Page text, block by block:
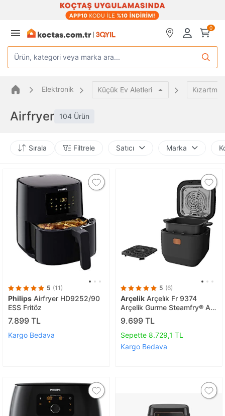
0
Ürün, kategori veya marka ara...
Elektronik Küçük Ev Aletleri
Airfryer 104 Ürün
Sırala Filtrele Satıcı Marka
5 (11)
Philips Airfryer HD9252/90
ESS Fritöz
7.899 TL
Kargo Bedava
5 (6)
Arçelik Arçeli̇k Fr 9374
Arçelik Gurme Steamfry® Az
Yağlı Fritöz
9.699 TL
Sepette 8.729,1 TL
Kargo Bedava